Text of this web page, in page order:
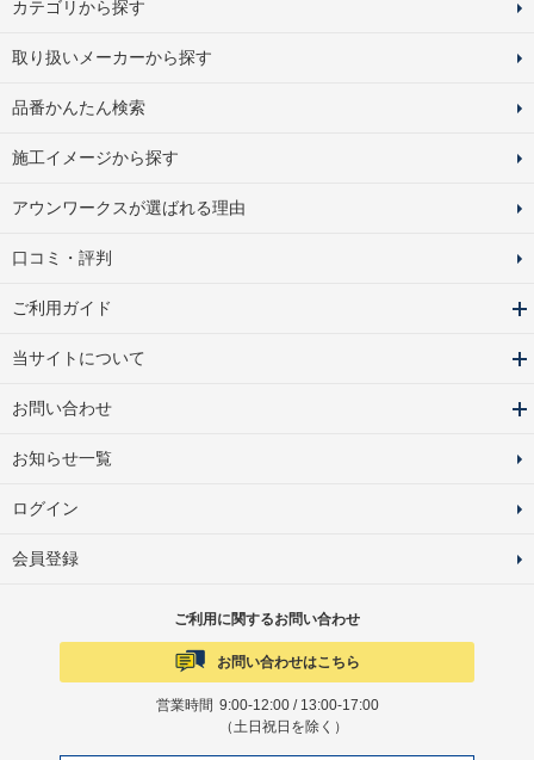
カテゴリから探す
取り扱いメーカーから探す
品番かんたん検索
施工イメージから探す
アウンワークスが選ばれる理由
口コミ・評判
ご利用ガイド
当サイトについて
お問い合わせ
お知らせ一覧
ログイン
会員登録
ご利用に関するお問い合わせ
お問い合わせはこちら
営業時間 9:00-12:00 / 13:00-17:00
（土日祝日を除く）